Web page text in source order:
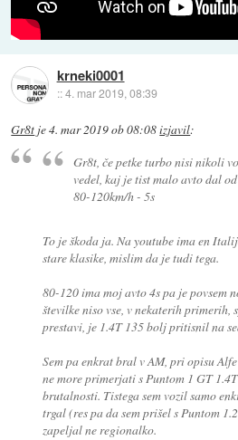
krneki0001
::4. mar 2019, 08:39
Gr8t je4. mar 2019 ob 08:08izjavil:
Gr8t, če petke turbo nisi nikoli
vedel, kaj je tist malo avto dal od
80-120km/h - 5s
To je škoda ja. Na youtube ima en
stare klasike, mislim da je tudi tega.
80-120 ima moj avto 4s pa je povsem
številke niso vse, v nekaterih
prestavi, je 1.4T 135 bolj pritisnil na
Sem pa enkrat bral v AM, pri opisu
ne more primerjati s Puntom 1 GT
brutalnosti. Tistega sem vozil samo
trgal (res pa da sem prišel s Puntom
zapeljal ne regionalko.